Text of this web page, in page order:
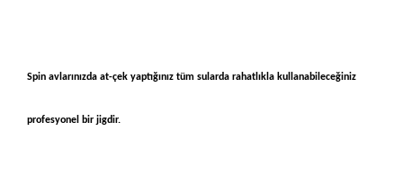
Spin avlarınızda at-çek yaptığınız tüm sularda rahatlıkla kullanabileceğiniz
profesyonel bir jigdir.